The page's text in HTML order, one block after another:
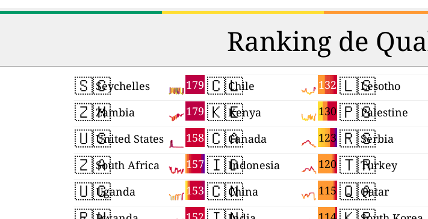
Ranking de
🇸🇨 179
Seychelles
🇿🇲 179
Zambia
🇺🇸 158
United States
🇿🇦 157
South Africa
🇺🇬 153
Uganda
🇨🇱 132
Chile
🇰🇪 130
Kenya
🇨🇦 123
Canada
🇮🇩 120
Indonesia
🇨🇳 115
China
🇱🇸Lesotho
🇵🇸Palestine
🇷🇸Serbia
🇹🇷Turkey
🇶🇦Qatar